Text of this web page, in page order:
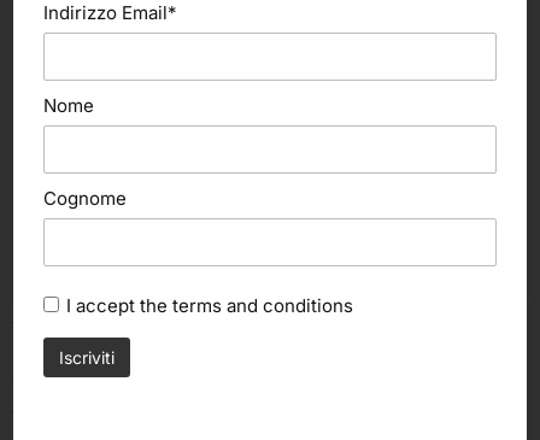
Aggiungi al carrello
Novecento
Cera spray (Novecento)
Aggiungi al carrello
Indirizzo Email*
Nome
Cognome
I accept the terms and conditions